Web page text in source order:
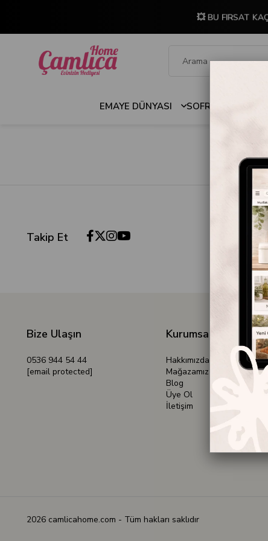
💥 BU FIRSAT
EMAYE DÜNYASI SOFRA & MUTFAK
Takip Et
Bize Ulaşın
0536 944 54 44
[email protected]
Kurumsal
Hakkımızda
Mağazamız
Blog
Üye Ol
İletişim
2026 camlicahome.com - Tüm hakları saklıdır